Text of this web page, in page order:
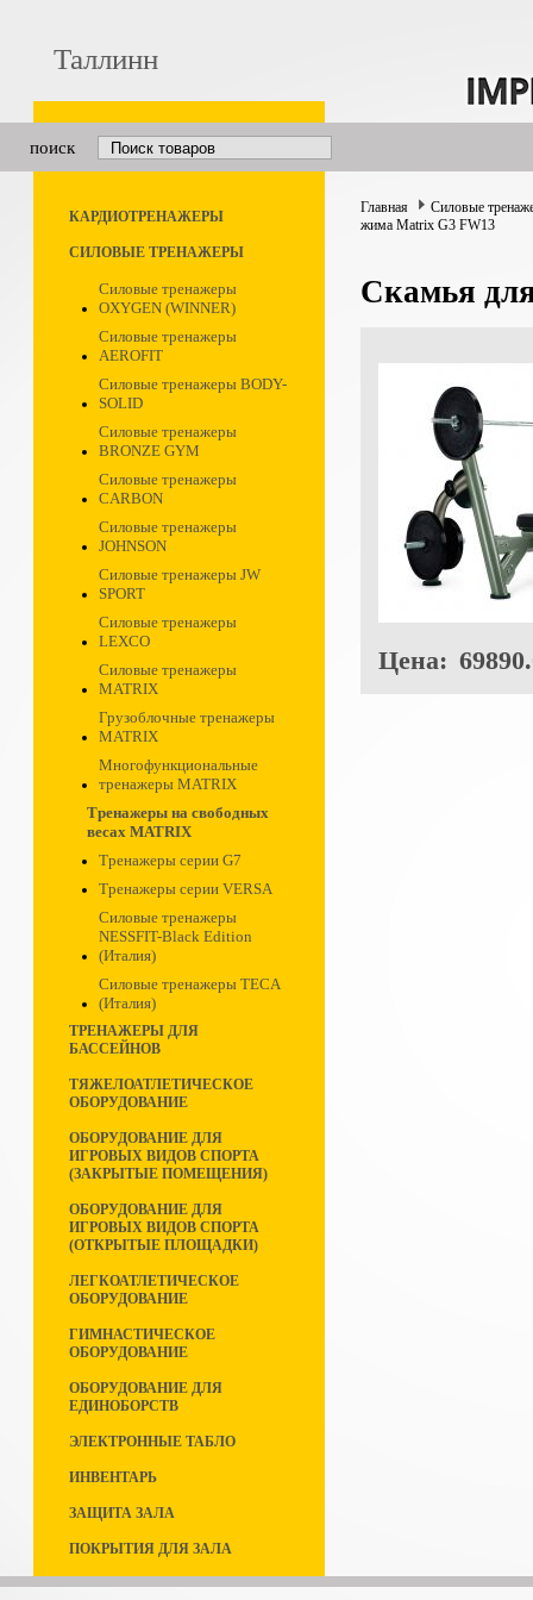
Таллинн
поиск
КАРДИОТРЕНАЖЕРЫ
СИЛОВЫЕ ТРЕНАЖЕРЫ
Силовые тренажеры
OXYGEN (WINNER)
Силовые тренажеры
AEROFIT
Силовые тренажеры BODY-
SOLID
Силовые тренажеры
BRONZE GYM
Силовые тренажеры
CARBON
Силовые тренажеры
JOHNSON
Силовые тренажеры JW
SPORT
Силовые тренажеры
LEXCO
Силовые тренажеры
MATRIX
Грузоблочные тренажеры
MATRIX
Многофункциональные
тренажеры MATRIX
Тренажеры на свободных
весах MATRIX
Тренажеры серии G7
Тренажеры серии VERSA
Силовые тренажеры
NESSFIT-Black Edition
(Италия)
Силовые тренажеры TECA
(Италия)
ТРЕНАЖЕРЫ ДЛЯ
БАССЕЙНОВ
ТЯЖЕЛОАТЛЕТИЧЕСКОЕ
ОБОРУДОВАНИЕ
ОБОРУДОВАНИЕ ДЛЯ
ИГРОВЫХ ВИДОВ СПОРТА
(ЗАКРЫТЫЕ ПОМЕЩЕНИЯ)
ОБОРУДОВАНИЕ ДЛЯ
ИГРОВЫХ ВИДОВ СПОРТА
(ОТКРЫТЫЕ ПЛОЩАДКИ)
ЛЕГКОАТЛЕТИЧЕСКОЕ
ОБОРУДОВАНИЕ
ГИМНАСТИЧЕСКОЕ
ОБОРУДОВАНИЕ
ОБОРУДОВАНИЕ ДЛЯ
ЕДИНОБОРСТВ
ЭЛЕКТРОННЫЕ ТАБЛО
ИНВЕНТАРЬ
ЗАЩИТА ЗАЛА
ПОКРЫТИЯ ДЛЯ ЗАЛА
Главная
Силовые
жима Matrix G3 FW13
Скамья
Цена: